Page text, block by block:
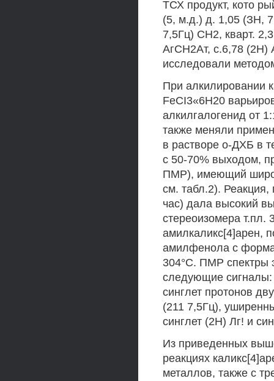
ТСХ продукт, кото
(5, м.д.) д. 1,05 (ЗН,
7,5Гц) СН2, кварт.
АгСН2Ат, с.6,78 (2Н)
исследовали
При алкилировании
FeCI3«6H20
алкилгалогенид от
также меняли
в растворе о-ДХБ в
с 50-70% выходом,
ПМР), имеющий
см. табл.2).
час) дала высокий
стереоизомера т.пл.
амилкаликс[4]арен,
амилфенола с
304°С. ПМР спектры
следующие
синглет протонов
(211 7,5Гц),
синглет (2Н) Лг! и
Из приведенных
реакциях
металлов, также с